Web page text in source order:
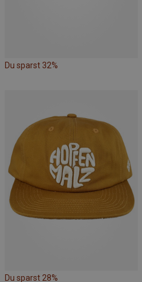
Du sparst 32%
Du sparst 28%